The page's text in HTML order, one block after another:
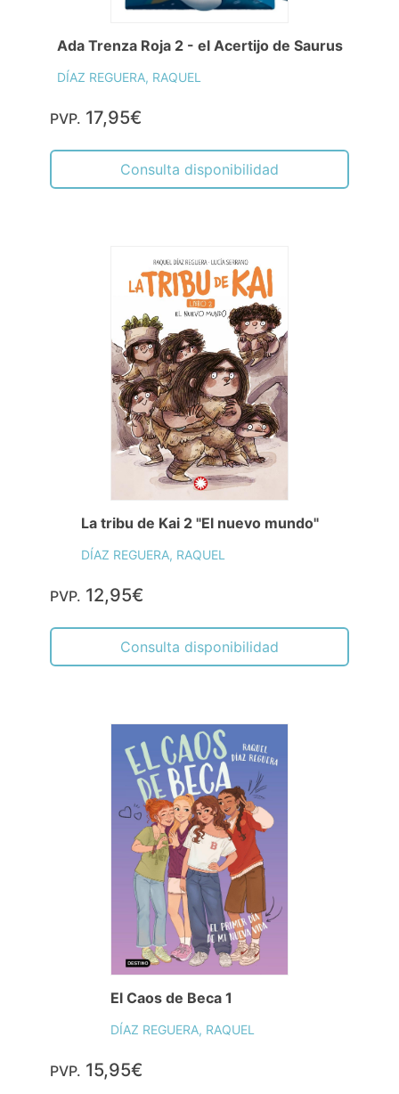
Ada Trenza Roja 2 - el Acertijo de Saurus
DÍAZ REGUERA, RAQUEL
PVP. 17,95€
Consulta disponibilidad
La tribu de Kai 2 "El nuevo mundo"
DÍAZ REGUERA, RAQUEL
PVP. 12,95€
Consulta disponibilidad
El Caos de Beca 1
DÍAZ REGUERA, RAQUEL
PVP. 15,95€